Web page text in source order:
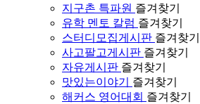
지구촌 특파원 즐겨찾기
유학 멘토 칼럼 즐겨찾기
스터디모집게시판 즐겨찾기
사고팔고게시판 즐겨찾기
자유게시판 즐겨찾기
맛있는이야기
즐겨찾기
해커스 영어대회 즐겨찾기